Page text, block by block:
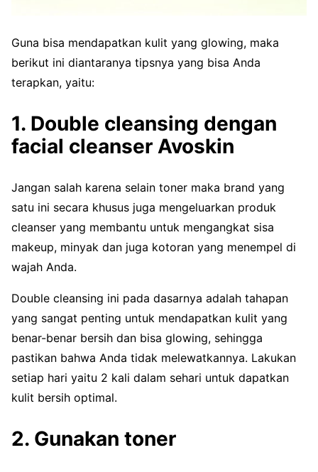
Guna bisa mendapatkan kulit yang glowing, maka
berikut ini diantaranya tipsnya yang bisa Anda
terapkan, yaitu:
1. Double cleansing dengan
facial cleanser Avoskin
Jangan salah karena selain toner maka brand yang
satu ini secara khusus juga mengeluarkan produk
cleanser yang membantu untuk mengangkat sisa
makeup, minyak dan juga kotoran yang menempel di
wajah Anda.
Double cleansing ini pada dasarnya adalah tahapan
yang sangat penting untuk mendapatkan kulit yang
benar-benar bersih dan bisa glowing, sehingga
pastikan bahwa Anda tidak melewatkannya. Lakukan
setiap hari yaitu 2 kali dalam sehari untuk dapatkan
kulit bersih optimal.
2. Gunakan toner